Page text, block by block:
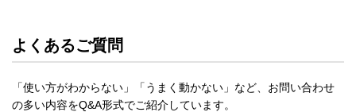
よくあるご質問
「使い方がわからない」「うまく動かない」など、お問い合わせ
の多い内容をQ&A形式でご紹介しています。